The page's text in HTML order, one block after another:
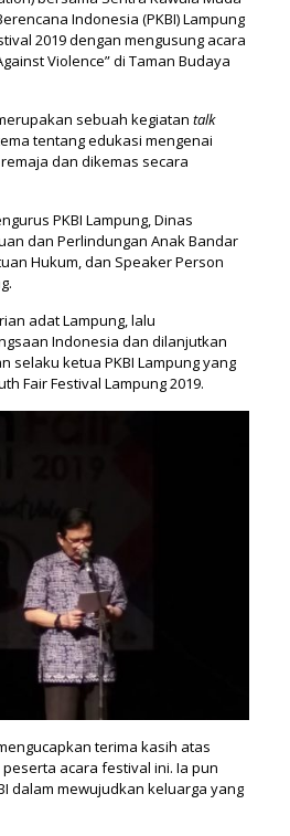
Indonesia (PKBI) Lampung
2019 dengan mengusung acara
Violence”⁣ di Taman Budaya
sebuah kegiatantalk
tentang edukasi mengenai
dan dikemas secara
PKBI Lampung, Dinas
dan Perlindungan Anak Bandar
Hukum, dan Speaker Person
adat Lampung, lalu
Indonesia dan dilanjutkan
selaku ketua PKBI Lampung yang
Fair Festival Lampung 2019.
terima kasih atas
acara festival ini. Ia pun
dalam mewujudkan keluarga yang